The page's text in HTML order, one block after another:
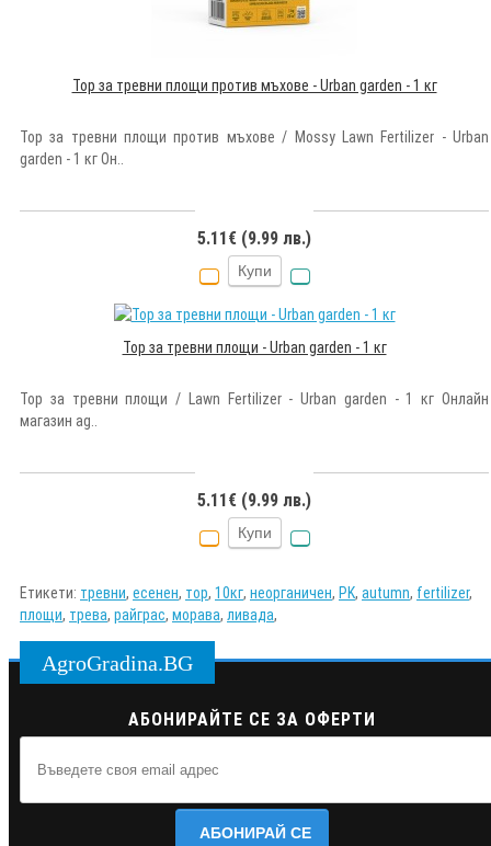
Тор за тревни площи против мъхове - Urban garden - 1 кг
Тор за тревни площи против мъхове / Mossy Lawn Fertilizer - Urban
garden - 1 кг Он..
5.11€ (9.99 лв.)
Купи
Тор за тревни площи - Urban garden - 1 кг
Тор за тревни площи / Lawn Fertilizer - Urban garden - 1 кг Онлайн
магазин ag..
5.11€ (9.99 лв.)
Купи
Етикети: тревни, есенен, тор, 10кг, неорганичен, PK, autumn, fertilizer,
площи, трева, райграс, морава, ливада,
AgroGradina.BG
АБОНИРАЙТЕ СЕ ЗА ОФЕРТИ
АБОНИРАЙ СЕ